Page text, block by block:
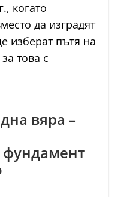
когато
да изградят
изберат пътя на
това с
вяра –
фундамент